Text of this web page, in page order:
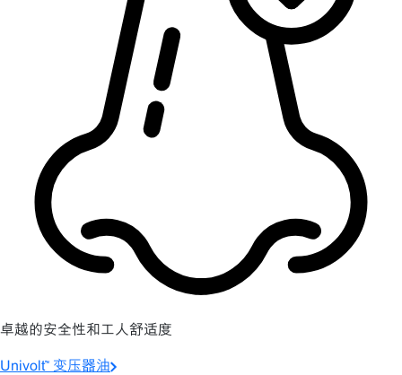
卓越的安全性和工人舒适度
Univolt™ 变压器油